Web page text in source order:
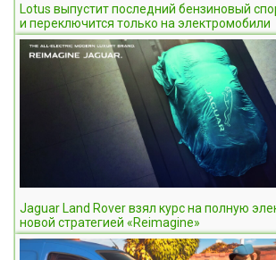
Lotus выпустит последний бензиновый
и переключится только на электромобили
Jaguar Land Rover взял курс на полную
новой стратегией «Reimagine»